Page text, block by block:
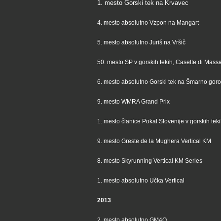
1. mesto Gorski tek na Krvavec
4. mesto absolutno Vzpon na Mangart
5. mesto absolutno Juriš na Vršič
50. mesto SP v gorskih tekih, Casette di
6. mesto absolutno Gorski tek na Šmarno goro
9. mesto WMRA Grand Prix
1. mesto članice Pokal Slovenije v gorskih
9. mesto Greste de la Mughera Vertical KM
8. mesto Skyrunning Vertical KM Series
1. mesto absolutno Učka Vertical
2013